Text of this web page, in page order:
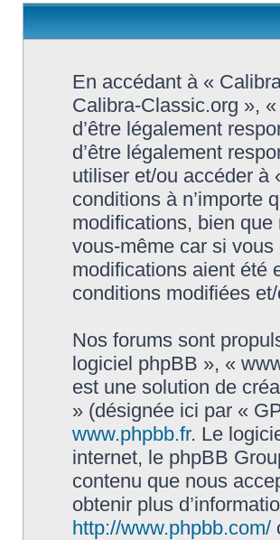
En accédant à «
Calibra-Classic.org »,
d’être légalement
d’être légalement
utiliser et/ou accéder à
conditions à n’importe
modifications, bien
vous-même car si
modifications aient été
conditions modifiées
Nos forums sont
logiciel phpBB », «
est une solution de
» (désignée ici par «
www.phpbb.fr. Le
internet, le phpBB
contenu que nous
obtenir plus
http://www.phpbb.com/